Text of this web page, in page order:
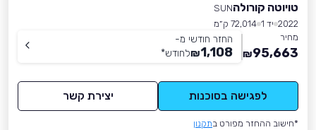
טויוטה קורולהSUN
2022 יד 1
72,014 ק״מ
מחיר
95,663
₪
החזר חודשי מ-
1,108
₪לחודש*
לפגישה בסוכנות יצירת קשר
*חישוב ההחזר מפורט בתקנון